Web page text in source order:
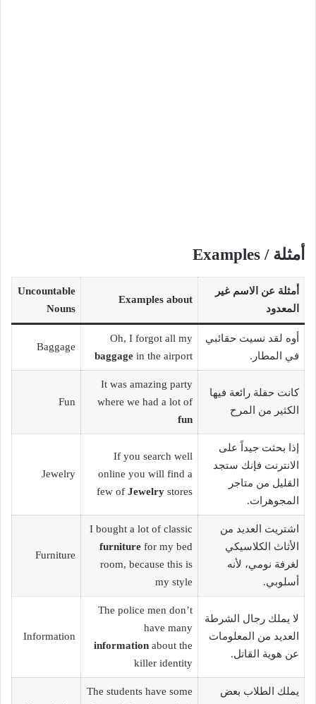
أمثلة / Examples
أمثلة عن الاسم غير
المعدود
Examples about
Uncountable
Nouns
أوه لقد نسيت حقائبي
في المطار.
Oh, I forgot all my
baggage in the airport
Baggage
كانت حفلة رائعة فيها
الكثير من المرح
It was amazing party
where we had a lot of
fun
Fun
إذا بحثت جيداً على
الانترنت فإنك ستجد
القليل من متاجر
المجوهرات.
If you search well
online you will find a
few of Jewelry stores
Jewelry
اشتريت العديد من
الأثاث الكلاسيكي
لغرفة نومي، لأنه
أسلوبي.
I bought a lot of classic
furniture for my bed
room, because this is
my style
Furniture
لا يملك رجال الشرطة
العديد من المعلومات
عن هوية القاتل.
The police men don’t
have many
information about the
killer identity
Information
يملك الطلاب بعض
The students have some